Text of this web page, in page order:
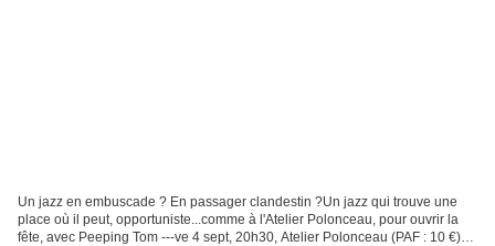
Un jazz en embuscade ? En passager clandestin ?Un jazz qui trouve une
place où il peut, opportuniste...comme à l'Atelier Polonceau, pour ouvrir la
fête, avec Peeping Tom ---ve 4 sept, 20h30, Atelier Polonceau (PAF : 10 €)01